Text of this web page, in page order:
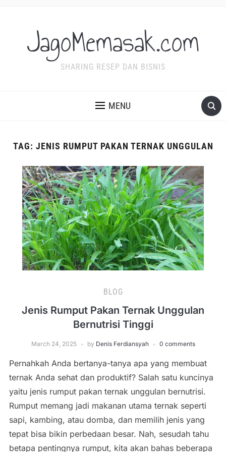
JagoMemasak.com
SHARING RESEP DAN BISNIS
MENU
TAG: JENIS RUMPUT PAKAN TERNAK UNGGULAN
BLOG
Jenis Rumput Pakan Ternak Unggulan
Bernutrisi Tinggi
March 24, 2025 by Denis Ferdiansyah 0 comments
Pernahkah Anda bertanya-tanya apa yang membuat
ternak Anda sehat dan produktif? Salah satu kuncinya
yaitu jenis rumput pakan ternak unggulan bernutrisi.
Rumput memang jadi makanan utama ternak seperti
sapi, kambing, atau domba, dan memilih jenis yang
tepat bisa bikin perbedaan besar. Nah, sesudah tahu
betapa pentingnya rumput, kita akan bahas beberapa